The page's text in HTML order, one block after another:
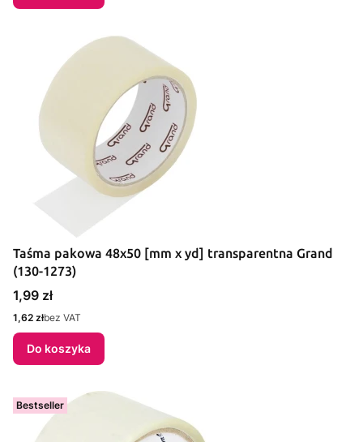
Taśma pakowa 48x50 [mm x yd] transparentna Grand
(130-1273)
Cena
1,99 zł
Cena
1,62 złbez VAT
Do koszyka
Bestseller